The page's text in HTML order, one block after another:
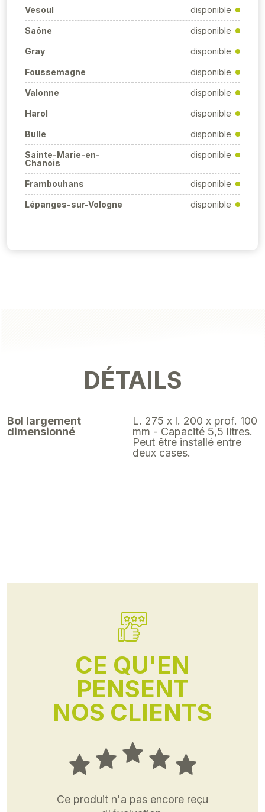
Vesoul disponible
Saône disponible
Gray disponible
Foussemagne disponible
Valonne disponible
Harol disponible
Bulle disponible
Sainte-Marie-en-
Chanois
disponible
Frambouhans disponible
Lépanges-sur-Vologne disponible
DÉTAILS
Bol largement
dimensionné
L. 275 x l. 200 x prof. 100
mm - Capacité 5,5 litres.
Peut être installé entre
deux cases.
CE QU'EN
PENSENT
NOS CLIENTS
Ce produit n'a pas encore reçu